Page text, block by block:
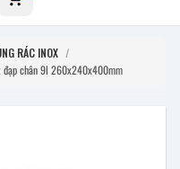
RÁC INOX /
đạp chân 9l 260x240x400mm